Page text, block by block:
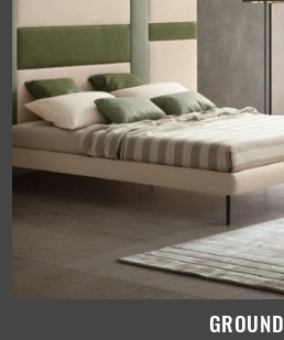
GROUND